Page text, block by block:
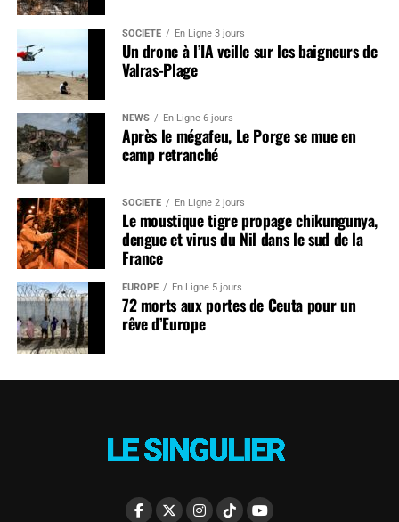
SOCIÉTÉ En Ligne 3 jours
Un drone à l’IA veille sur les baigneurs de
Valras-Plage
NEWS En Ligne 6 jours
Après le mégafeu, Le Porge se mue en
camp retranché
SOCIÉTÉ En Ligne 2 jours
Le moustique tigre propage chikungunya,
dengue et virus du Nil dans le sud de la
France
EUROPE En Ligne 5 jours
72 morts aux portes de Ceuta pour un
rêve d’Europe